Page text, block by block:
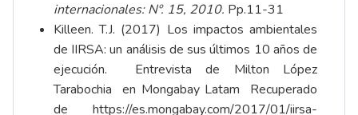
internacionales:Nº. 15, 2010. Pp.11-31
Killeen. T.J. (2017) Los impactos ambientales
de IIRSA: un análisis de sus últimos 10 años de
ejecución. Entrevista de Milton López
Tarabochia en Mongabay Latam Recuperado
de https://es.mongabay.com/2017/01/iirsa-